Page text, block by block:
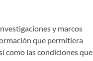
y marcos
que permitiera
como las condiciones que